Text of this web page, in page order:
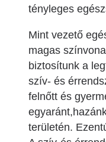
tényleges
Mint vezető
magas
biztosítunk a
szív- és
felnőtt és
területén.